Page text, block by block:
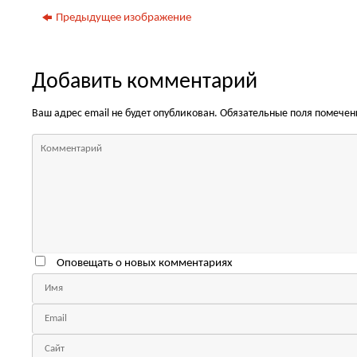
Предыдущее изображение
Добавить комментарий
Ваш адрес email не будет опубликован. Обязательные поля
Оповещать о новых комментариях